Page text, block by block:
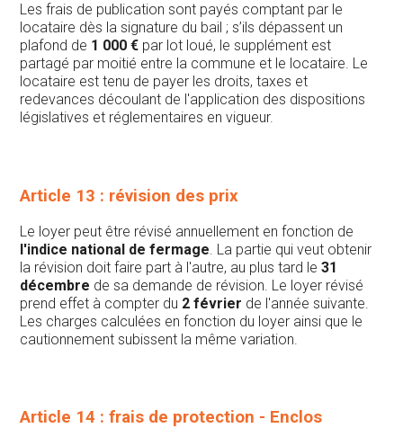
Les frais de publication sont payés comptant par le
locataire dès la signature du bail ; s’ils dépassent un
plafond de 1 000 € par lot loué, le supplément est
partagé par moitié entre la commune et le locataire. Le
locataire est tenu de payer les droits, taxes et
redevances découlant de l'application des dispositions
législatives et réglementaires en vigueur.
Article 13 : révision des prix
Le loyer peut être révisé annuellement en fonction de
l'indice national de fermage . La partie qui veut obtenir
la révision doit faire part à l'autre, au plus tard le31
décembre de sa demande de révision. Le loyer révisé
prend effet à compter du 2 février de l'année suivante.
Les charges calculées en fonction du loyer ainsi que le
cautionnement subissent la même variation.
Article 14 : frais de protection - Enclos